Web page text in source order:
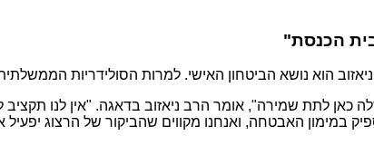
הכנסת"
הוא נושא הביטחון האישי. למרות הסולידריות
כאן לתת שמירה", אומר הרב ניאזוב בדאגה. "אין לנו
במימון האבטחה, ואנחנו מקווים שהביקור של הרצוג